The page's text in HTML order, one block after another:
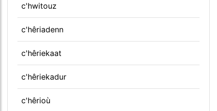
c'hwitouz
c'hêriadenn
c'hêriekaat
c'hêriekadur
c'hêrioù